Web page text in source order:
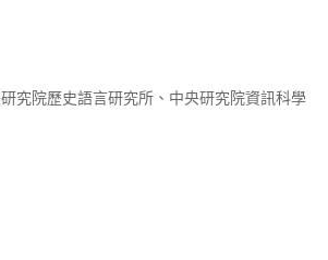
究院歷史語言研究所、中央研究院資訊科學